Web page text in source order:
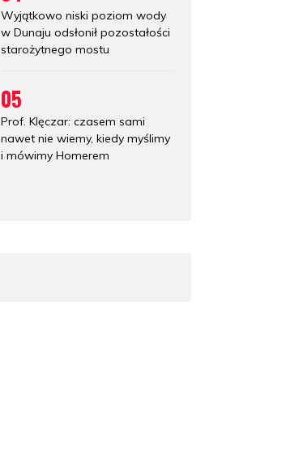
Wyjątkowo niski poziom wody
w Dunaju odsłonił pozostałości
starożytnego mostu
05
Prof. Klęczar: czasem sami
nawet nie wiemy, kiedy myślimy
i mówimy Homerem